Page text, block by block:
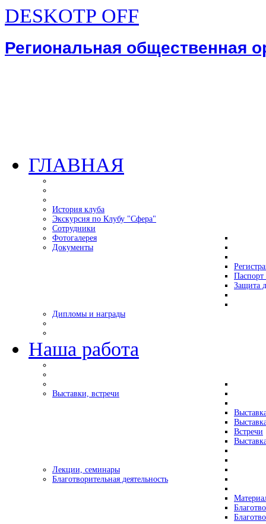
DESKOTP OFF
Региональная общественная
ГЛАВНАЯ
История клуба
Экскурсия по Клубу "Сфера"
Сотрудники
Фотогалерея
Документы
Паспорт
Защита
Дипломы и награды
Наша работа
Выставки, встречи
Встречи
Лекции, семинары
Благотворительная деятельность